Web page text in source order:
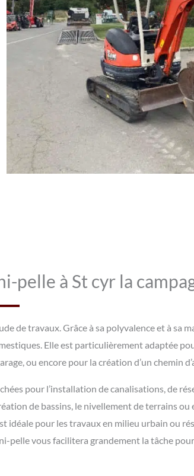
pelle à St cyr la
de travaux. Grâce à sa polyvalence et à sa
Elle est particulièrement adaptée
ou encore pour la création d’un chemin
pour l’installation de canalisations, de
de bassins, le nivellement de terrains ou
idéale pour les travaux en milieu urbain ou
pelle vous facilitera grandement la tâche